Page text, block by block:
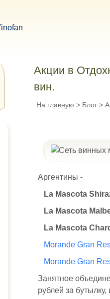
Акции в
вин.
На главную > Блог >
Аргентины -
La Mascota
La Mascota
La Mascota
Morande Gran
Morande Gran
Занятное
рублей за